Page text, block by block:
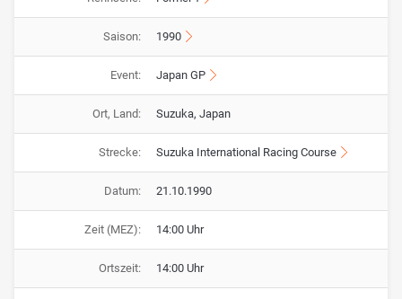
Saison: 1990
Event: Japan GP
Ort, Land: Suzuka, Japan
Strecke: Suzuka International Racing Course
Datum: 21.10.1990
Zeit (MEZ): 14:00 Uhr
Ortszeit: 14:00 Uhr